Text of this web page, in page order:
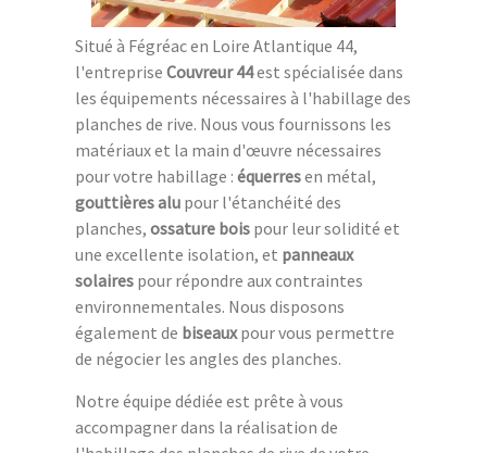
Situé à Fégréac en Loire Atlantique 44,
l'entreprise Couvreur 44est spécialisée dans
les équipements nécessaires à l'habillage des
planches de rive. Nous vous fournissons les
matériaux et la main d'œuvre nécessaires
pour votre habillage : équerresen métal,
gouttières alu pour l'étanchéité des
planches, ossature bois pour leur solidité et
une excellente isolation, et panneaux
solaires pour répondre aux contraintes
environnementales. Nous disposons
également de biseauxpour vous permettre
de négocier les angles des planches.
Notre équipe dédiée est prête à vous
accompagner dans la réalisation de